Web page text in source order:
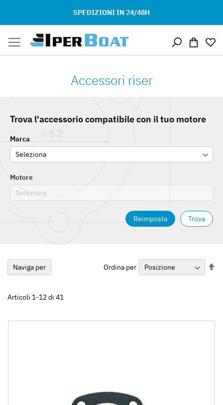
SPEDIZIONI IN 24/48H
al
contenuto
Carrello
Accessori riser
Trova l'accessorio compatibile con il tuo motore
Marca
Motore
Reimposta Trova
Articoli 1-12di 41
Ordina per
Naviga per